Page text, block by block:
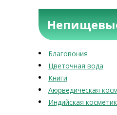
Благовония
Цветочная вода
Книги
Аюрведическая
Индийская